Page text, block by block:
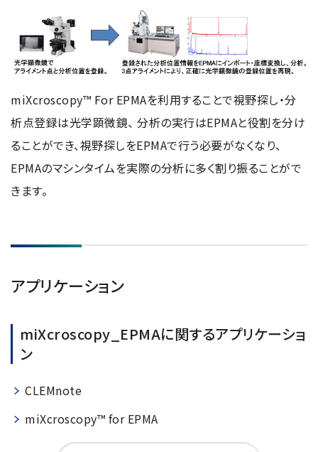
miXcroscopy™ For EPMAを利用することで視野探し・分
析点登録は光学顕微鏡、 分析の実行はEPMAと役割を分け
ることができ、視野探しをEPMAで行う必要がなくなり、
EPMAのマシンタイムを実際の分析に多く割り振ることがで
きます。
アプリケーション
miXcroscopy_EPMAに関するアプリケーショ
ン
CLEMnote
miXcroscopy™ for EPMA